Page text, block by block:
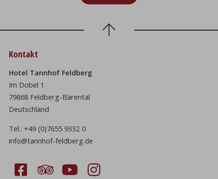
Kontakt
Hotel Tannhof Feldberg
Im Dobel 1
79868 Feldberg-Bärental
Deutschland
Tel.:+49 (0)7655 9332 0
info@tannhof-feldberg.de